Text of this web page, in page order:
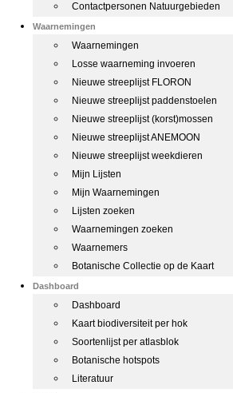
Contactpersonen Natuurgebieden
Waarnemingen
Waarnemingen
Losse waarneming invoeren
Nieuwe streeplijst FLORON
Nieuwe streeplijst paddenstoelen
Nieuwe streeplijst (korst)mossen
Nieuwe streeplijst ANEMOON
Nieuwe streeplijst weekdieren
Mijn Lijsten
Mijn Waarnemingen
Lijsten zoeken
Waarnemingen zoeken
Waarnemers
Botanische Collectie op de Kaart
Dashboard
Dashboard
Kaart biodiversiteit per hok
Soortenlijst per atlasblok
Botanische hotspots
Literatuur